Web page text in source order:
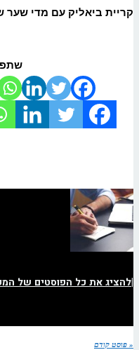
קריית ביאליק עם מדי שער
|להציג את כל הפוסטים של
« פוסט קודם